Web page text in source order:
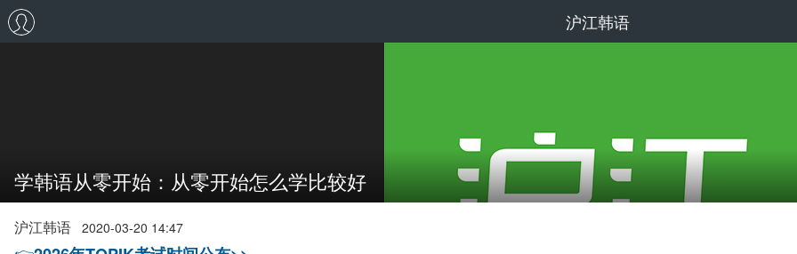
沪江韩语
学韩语从零开始：从零开始怎么学比较好
沪江韩语 2020-03-20 14:47